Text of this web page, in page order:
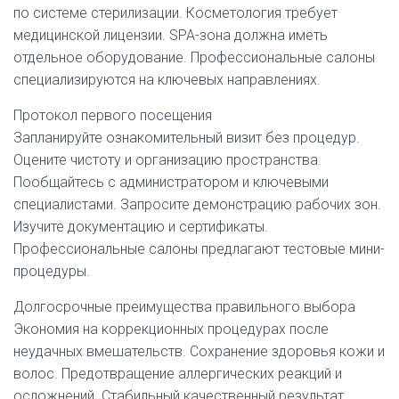
по системе стерилизации. Косметология требует
медицинской лицензии. SPA-зона должна иметь
отдельное оборудование. Профессиональные салоны
специализируются на ключевых направлениях.
Протокол первого посещения
Запланируйте ознакомительный визит без процедур.
Оцените чистоту и организацию пространства.
Пообщайтесь с администратором и ключевыми
специалистами. Запросите демонстрацию рабочих зон.
Изучите документацию и сертификаты.
Профессиональные салоны предлагают тестовые мини-
процедуры.
Долгосрочные преимущества правильного выбора
Экономия на коррекционных процедурах после
неудачных вмешательств. Сохранение здоровья кожи и
волос. Предотвращение аллергических реакций и